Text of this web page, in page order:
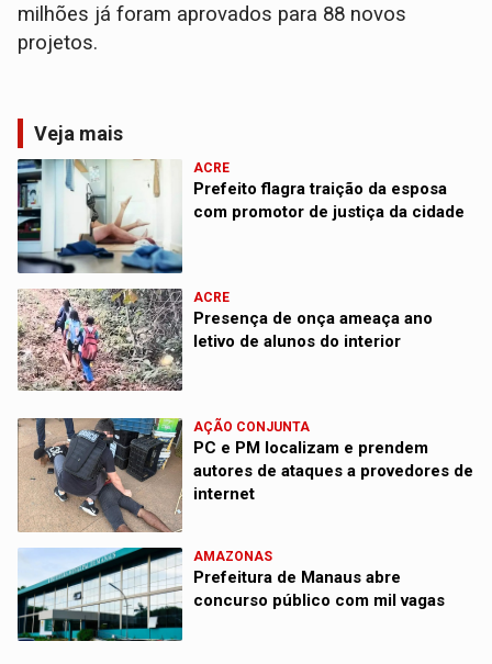
milhões já foram aprovados para 88 novos
projetos.
Veja mais
ACRE
Prefeito flagra traição da esposa
com promotor de justiça da cidade
ACRE
Presença de onça ameaça ano
letivo de alunos do interior
AÇÃO CONJUNTA
PC e PM localizam e prendem
autores de ataques a provedores de
internet
AMAZONAS
Prefeitura de Manaus abre
concurso público com mil vagas